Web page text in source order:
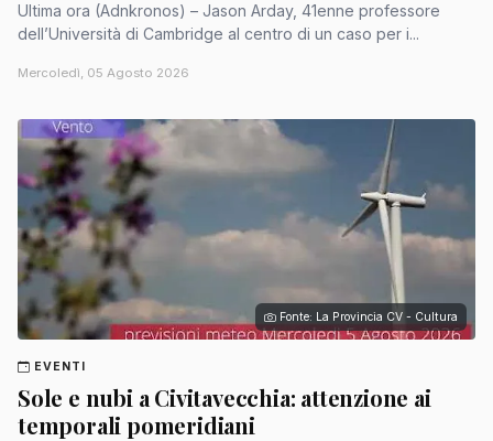
Ultima ora (Adnkronos) – Jason Arday, 41enne professore
dell’Università di Cambridge al centro di un caso per i...
Mercoledì, 05 Agosto 2026
Fonte: La Provincia CV - Cultura
EVENTI
Sole e nubi a Civitavecchia: attenzione ai
temporali pomeridiani